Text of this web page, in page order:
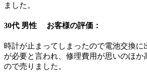
ました。
30代 男性 お客様の評価：
時計が止まってしまったので電池交換に
が必要と言われ、修理費用が思いのほか
ので売りました。